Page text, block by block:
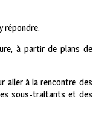
répondre.
à partir de plans de
aller à la rencontre des
sous-traitants et des